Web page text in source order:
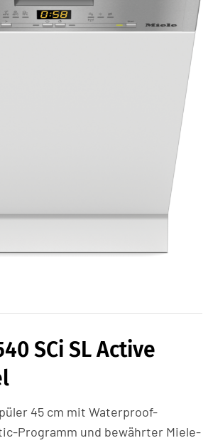
SCi SL Active
45 cm mit Waterproof-
Programm und bewährter Miele-